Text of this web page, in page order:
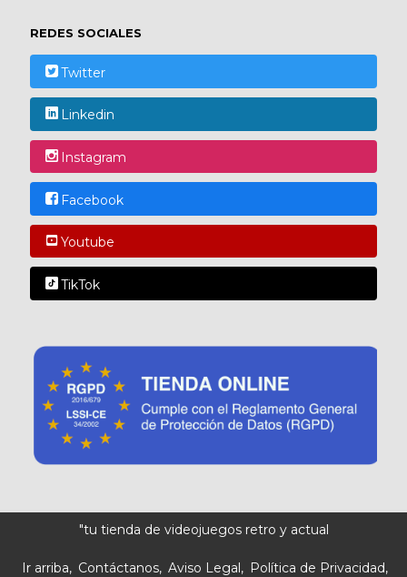
REDES SOCIALES
Twitter
Linkedin
Instagram
Facebook
Youtube
TikTok
"tu tienda de videojuegos retro y actual
Ir arriba Contáctanos Aviso Legal
Política de Privacidad